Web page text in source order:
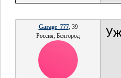
Garage_777, 39
Россия, Белгород